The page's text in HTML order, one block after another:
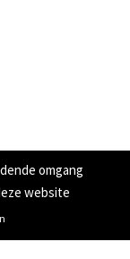
omgang
website